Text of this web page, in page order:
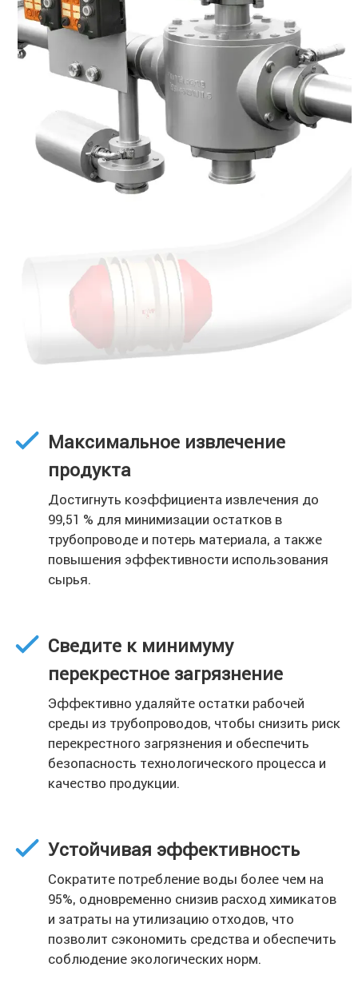
Максимальное извлечение
продукта
Достигнуть коэффициента извлечения до
99,51 % для минимизации остатков в
трубопроводе и потерь материала, а также
повышения эффективности использования
сырья.
Сведите к минимуму
перекрестное загрязнение
Эффективно удаляйте остатки рабочей
среды из трубопроводов, чтобы снизить риск
перекрестного загрязнения и обеспечить
безопасность технологического процесса и
качество продукции.
Устойчивая эффективность
Сократите потребление воды более чем на
95%, одновременно снизив расход химикатов
и затраты на утилизацию отходов, что
позволит сэкономить средства и обеспечить
соблюдение экологических норм.